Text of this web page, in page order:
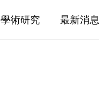
學術研究 最新消息